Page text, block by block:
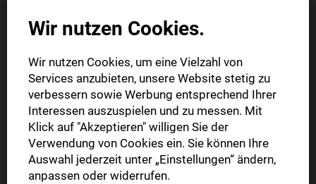
Alle Inhalte auf stuttgarter-nachrichten.de
Die digitale Ausgabe als E-Paper (Mo.-So.) zum
Download
6 Wochen nur
6,00 €
Wir nutzen Cookies.
Wir nutzen Cookies, um eine Vielzahl von
Services anzubieten, unsere Website stetig zu
verbessern sowie Werbung entsprechend Ihrer
Interessen auszuspielen und zu messen. Mit
Klick auf "Akzeptieren" willigen Sie der
Verwendung von Cookies ein. Sie können Ihre
Auswahl jederzeit unter „Einstellungen“ ändern,
anpassen oder widerrufen.